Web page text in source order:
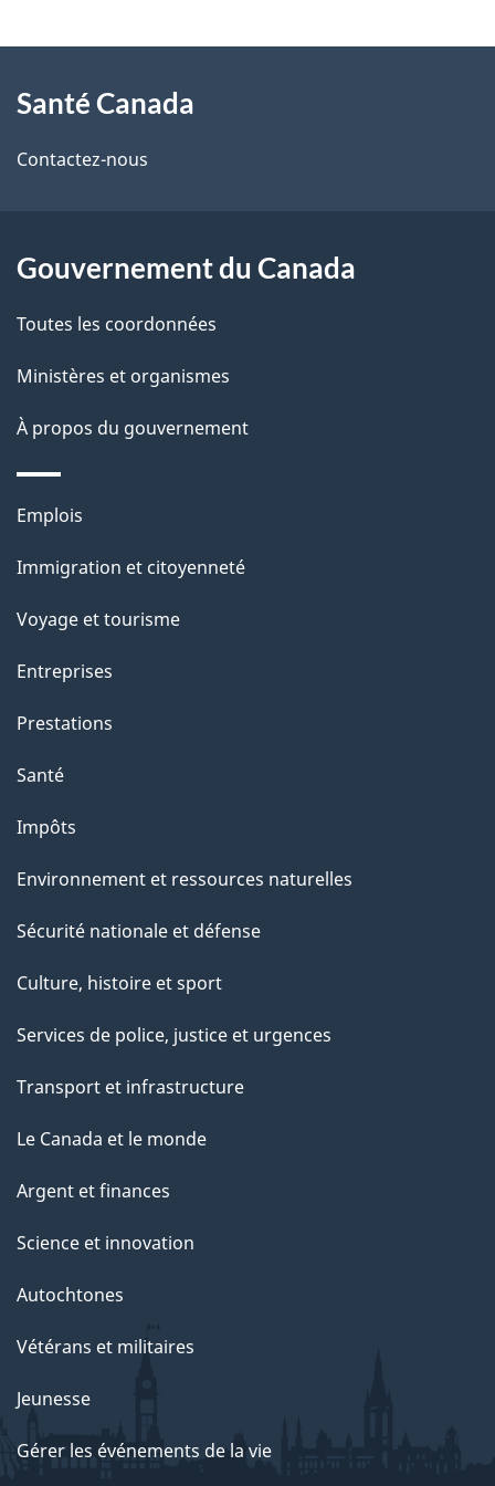
n
a
a
i
l
d
e
p
a
propos
de
site
Santé Canada
Contactez-nous
Gouvernement du Canada
Toutes les coordonnées
Ministères et organismes
À propos du gouvernement
Thèmes
sujets
Emplois
Immigration et citoyenneté
Voyage et tourisme
Entreprises
Prestations
Santé
Impôts
Environnement et ressources naturelles
Sécurité nationale et défense
Culture, histoire et sport
Services de police, justice et urgences
Transport et infrastructure
Le Canada et le monde
Argent et finances
Science et innovation
Autochtones
Vétérans et militaires
Jeunesse
Gérer les événements de la vie